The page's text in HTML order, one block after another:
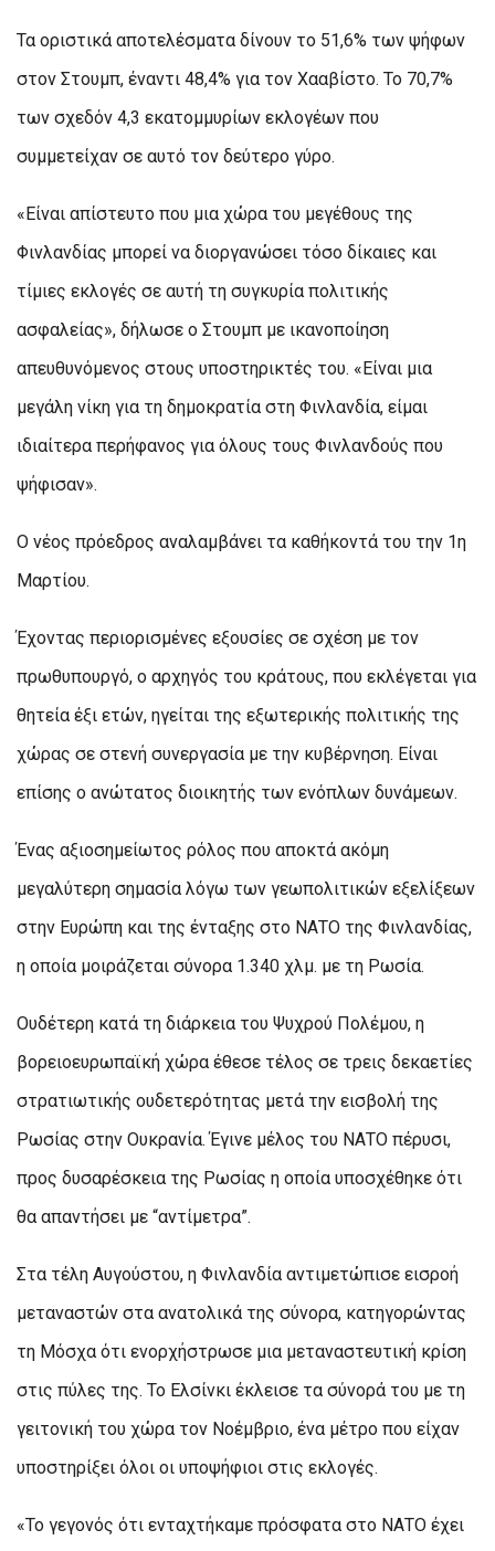
Τα οριστικά αποτελέσματα δίνουν το 51,6% των ψήφων
στον Στουμπ, έναντι 48,4% για τον Χααβίστο. Το 70,7%
των σχεδόν 4,3 εκατομμυρίων εκλογέων που
συμμετείχαν σε αυτό τον δεύτερο γύρο.
«Είναι απίστευτο που μια χώρα του μεγέθους της
Φινλανδίας μπορεί να διοργανώσει τόσο δίκαιες και
τίμιες εκλογές σε αυτή τη συγκυρία πολιτικής
ασφαλείας», δήλωσε ο Στουμπ με ικανοποίηση
απευθυνόμενος στους υποστηρικτές του. «Είναι μια
μεγάλη νίκη για τη δημοκρατία στη Φινλανδία, είμαι
ιδιαίτερα περήφανος για όλους τους Φινλανδούς που
ψήφισαν».
Ο νέος πρόεδρος αναλαμβάνει τα καθήκοντά του την 1η
Μαρτίου.
Έχοντας περιορισμένες εξουσίες σε σχέση με τον
πρωθυπουργό, ο αρχηγός του κράτους, που εκλέγεται για
θητεία έξι ετών, ηγείται της εξωτερικής πολιτικής της
χώρας σε στενή συνεργασία με την κυβέρνηση. Είναι
επίσης ο ανώτατος διοικητής των ενόπλων δυνάμεων.
Ένας αξιοσημείωτος ρόλος που αποκτά ακόμη
μεγαλύτερη σημασία λόγω των γεωπολιτικών εξελίξεων
στην Ευρώπη και της ένταξης στο ΝΑΤΟ της Φινλανδίας,
η οποία μοιράζεται σύνορα 1.340 χλμ. με τη Ρωσία.
Ουδέτερη κατά τη διάρκεια του Ψυχρού Πολέμου, η
βορειοευρωπαϊκή χώρα έθεσε τέλος σε τρεις δεκαετίες
στρατιωτικής ουδετερότητας μετά την εισβολή της
Ρωσίας στην Ουκρανία. Έγινε μέλος του ΝΑΤΟ πέρυσι,
προς δυσαρέσκεια της Ρωσίας η οποία υποσχέθηκε ότι
θα απαντήσει με “αντίμετρα”.
Στα τέλη Αυγούστου, η Φινλανδία αντιμετώπισε εισροή
μεταναστών στα ανατολικά της σύνορα, κατηγορώντας
τη Μόσχα ότι ενορχήστρωσε μια μεταναστευτική κρίση
στις πύλες της. Το Ελσίνκι έκλεισε τα σύνορά του με τη
γειτονική του χώρα τον Νοέμβριο, ένα μέτρο που είχαν
υποστηρίξει όλοι οι υποψήφιοι στις εκλογές.
«Το γεγονός ότι ενταχτήκαμε πρόσφατα στο ΝΑΤΟ έχει